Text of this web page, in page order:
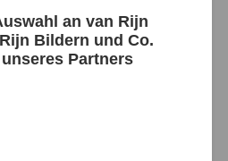
an van Rijn
Bildern und Co.
Partners